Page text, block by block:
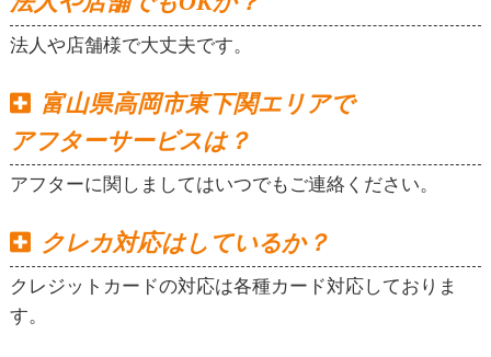
法人や店舗様で大丈夫です。
富山県高岡市東下関エリアで
アフターサービスは？
アフターに関しましてはいつでもご連絡ください。
クレカ対応はしているか？
クレジットカードの対応は各種カード対応しておりま
す。